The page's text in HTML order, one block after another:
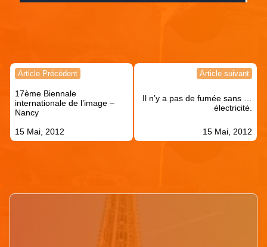
Navigation
l’article
Article Précédent
17ème Biennale
internationale de l’image –
Nancy
15 Mai, 2012
Article suivant
Il n’y a pas de fumée sans …
électricité.
15 Mai, 2012